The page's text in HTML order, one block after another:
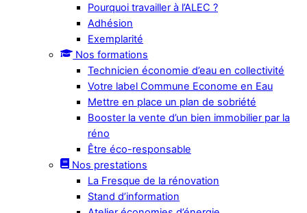
Pourquoi travailler à l’ALEC ?
Adhésion
Exemplarité
Nos formations
Technicien économie d’eau en collectivité
Votre label Commune Econome en Eau
Mettre en place un plan de sobriété
Booster la vente d’un bien immobilier par la
réno
Être éco-responsable
Nos prestations
La Fresque de la rénovation
Stand d’information